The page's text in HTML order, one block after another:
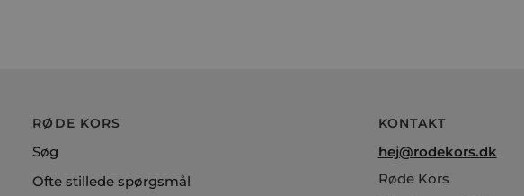
RØDE KORS
Søg
Ofte stillede spørgsmål
KONTAKT
hej@rodekors.dk
Røde Kors